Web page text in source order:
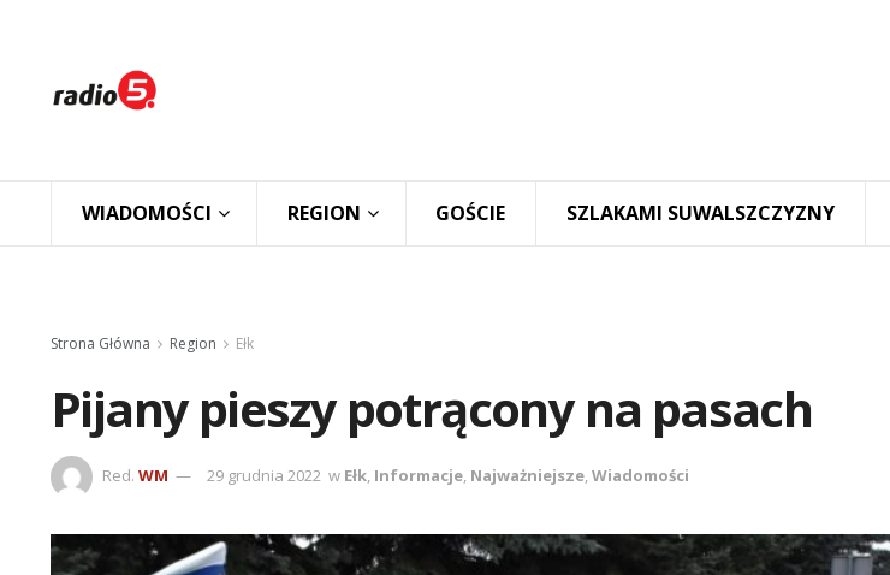
WIADOMOŚCI REGION GOŚCIE SZLAKAMI SUWALSZCZYZNY
Strona Główna Region Ełk
Pijany pieszy potrącony na pasach
Red. WM 29 grudnia 2022 w Ełk, Informacje, Najważniejsze,Wiadomości